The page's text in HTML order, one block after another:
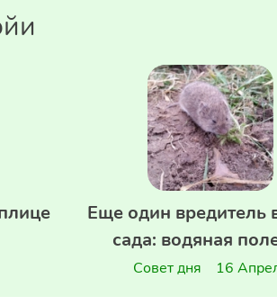
Еще один вредитель
сада: водяная
Совет дня 16